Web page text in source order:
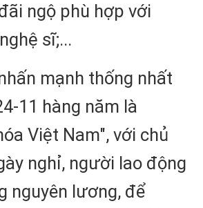
ngộ phù hợp với
sĩ;...
mạnh thống nhất
11 hàng năm là
Việt Nam", với chủ
nghỉ, người lao động
nguyên lương, để